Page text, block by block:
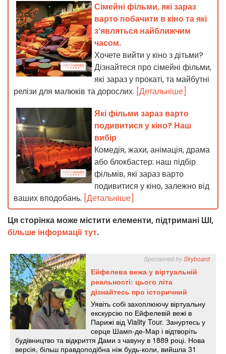
Сімейні фільми, які зараз
варто побачити в кіно та які
з’являться найближчим
часом.
Хочете вийти у кіно з дітьми?
Дізнайтеся про сімейні фільми,
які зараз у прокаті, та майбутні
релізи для малюків та дорослих. [Детальніше]
Які фільми зараз варто
подивитися у кіно? Наш
вибір
Комедія, жахи, анімація, драма
або блокбастер: наш підбір
фільмів, які зараз варто
подивитися у кіно, залежно від
ваших вподобань. [Детальніше]
Ця сторінка може містити елементи, підтримані ШІ,
більше інформації тут.